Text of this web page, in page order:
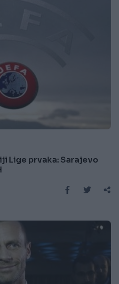
Lige prvaka: Sarajevo